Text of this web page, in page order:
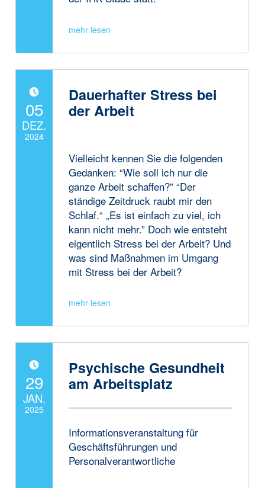
Dauerhafter Stress bei
der Arbeit
Vielleicht kennen Sie die folgenden
Gedanken: “Wie soll ich nur die
ganze Arbeit schaffen?” “Der
ständige Zeitdruck raubt mir den
Schlaf.“ „Es ist einfach zu viel, ich
kann nicht mehr.” Doch wie entsteht
eigentlich Stress bei der Arbeit? Und
was sind Maßnahmen im Umgang
mit Stress bei der Arbeit?
POSTED ON:05
DEZ.
2024
Psychische Gesundheit
am Arbeitsplatz
Informationsveranstaltung für
Geschäftsführungen und
Personalverantwortliche
POSTED ON:29
JAN.
2025